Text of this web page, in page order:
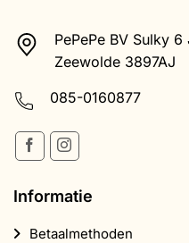
PePePe BV Sulky 6
Zeewolde 3897AJ
085-0160877
Informatie
Betaalmethoden